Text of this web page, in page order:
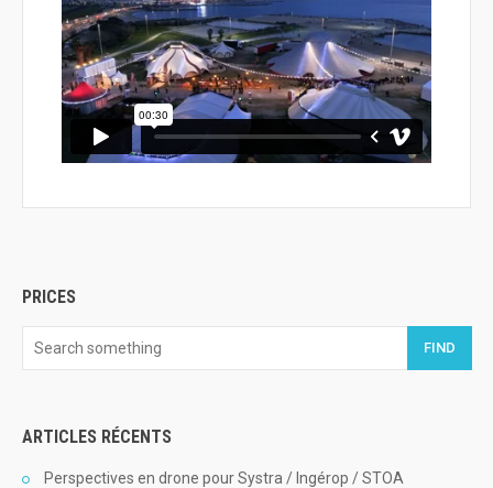
PRICES
FIND
ARTICLES RÉCENTS
Perspectives en drone pour Systra / Ingérop / STOA